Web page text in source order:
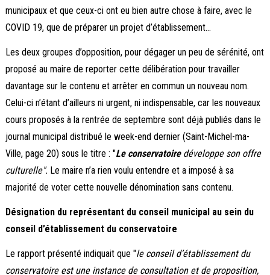
municipaux et que ceux-ci ont eu bien autre chose à faire, avec le
COVID 19, que de préparer un projet d’établissement…
Les deux groupes d’opposition, pour dégager un peu de sérénité, ont
proposé au maire de reporter cette délibération pour travailler
davantage sur le contenu et arrêter en commun un nouveau nom.
Celui-ci n’étant d’ailleurs ni urgent, ni indispensable, car les nouveaux
cours proposés à la rentrée de septembre sont déjà publiés dans le
journal municipal distribué le week-end dernier (Saint-Michel-ma-
Ville, page 20) sous le titre : "Le conservatoiredéveloppe son offre
culturelle". Le maire n’a rien voulu entendre et a imposé à sa
majorité de voter cette nouvelle dénomination sans contenu.
Désignation du représentant du conseil municipal au sein du
conseil d’établissement du conservatoire
Le rapport présenté indiquait que "le conseil d’établissement du
conservatoire est une instance de consultation et de proposition,